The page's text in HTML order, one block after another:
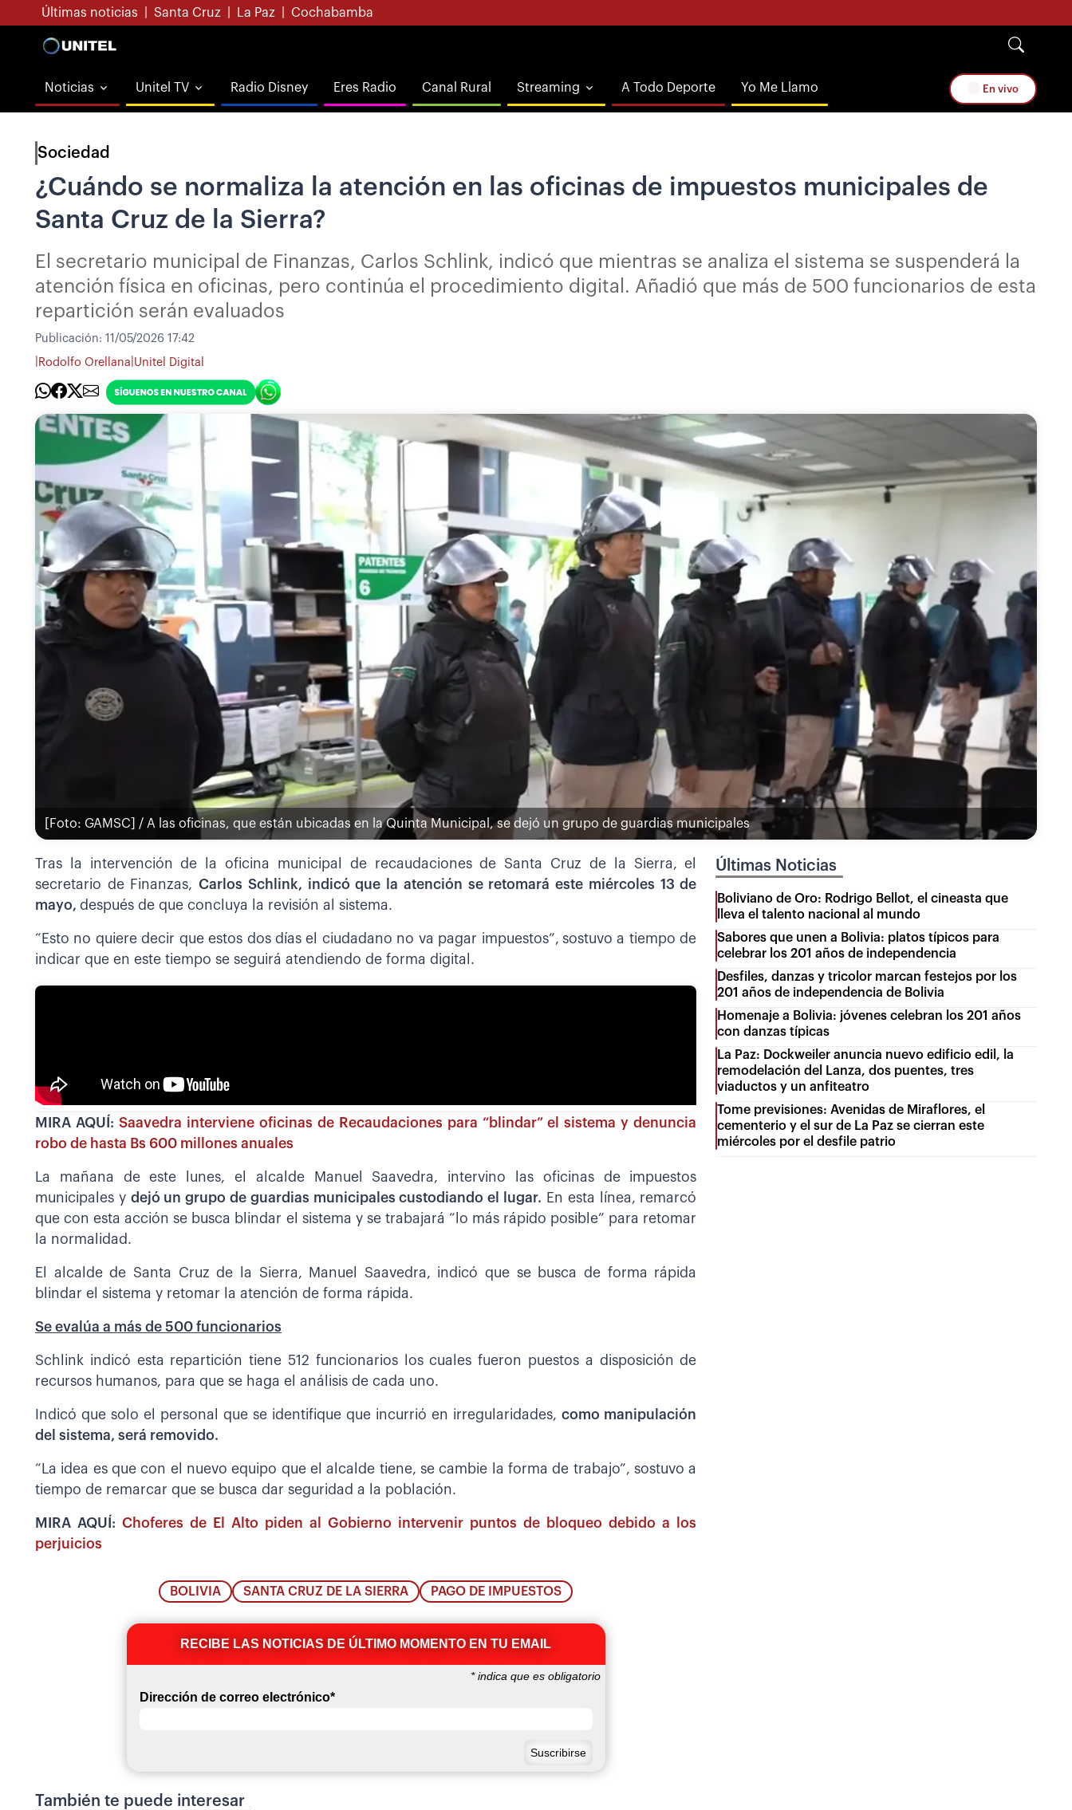
Últimas noticias Santa Cruz La Paz Cochabamba
Noticias Unitel TV Radio Disney Eres Radio Canal Rural Streaming A Todo Deporte Yo Me Llamo En vivo
Sociedad
¿Cuándo se normaliza la atención en las oficinas de impuestos municipales de
Santa Cruz de la Sierra?
El secretario municipal de Finanzas, Carlos Schlink, indicó que mientras se analiza el sistema se suspenderá la
atención física en oficinas, pero continúa el procedimiento digital. Añadió que más de 500 funcionarios de esta
repartición serán evaluados
Publicación: 11/05/2026 17:42
Rodolfo Orellana Unitel Digital
[Foto: GAMSC] / A las oficinas, que están ubicadas en la Quinta Municipal, se dejó un grupo de guardias municipales
Tras la intervención de la oficina municipal de recaudaciones de Santa Cruz de la Sierra, el
secretario de Finanzas,Carlos Schlink, indicó que la atención se retomará este miércoles 13 de
mayo, después de que concluya la revisión al sistema.
“Esto no quiere decir que estos dos días el ciudadano no va pagar impuestos”, sostuvo a tiempo de
indicar que en este tiempo se seguirá atendiendo de forma digital.
MIRA AQUÍ: Saavedra interviene oficinas de Recaudaciones para “blindar” el sistema y denuncia
robo de hasta Bs 600 millones anuales
La mañana de este lunes, el alcalde Manuel Saavedra, intervino las oficinas de impuestos
municipales y dejó un grupo de guardias municipales custodiando el lugar. En esta línea, remarcó
que con esta acción se busca blindar el sistema y se trabajará “lo más rápido posible” para retomar
la normalidad.
El alcalde de Santa Cruz de la Sierra, Manuel Saavedra, indicó que se busca de forma rápida
blindar el sistema y retomar la atención de forma rápida.
Se evalúa a más de 500 funcionarios
Schlink indicó esta repartición tiene 512 funcionarios los cuales fueron puestos a disposición de
recursos humanos, para que se haga el análisis de cada uno.
Indicó que solo el personal que se identifique que incurrió en irregularidades,como manipulación
del sistema, será removido.
“La idea es que con el nuevo equipo que el alcalde tiene, se cambie la forma de trabajo”, sostuvo a
tiempo de remarcar que se busca dar seguridad a la población.
MIRA AQUÍ: Choferes de El Alto piden al Gobierno intervenir puntos de bloqueo debido a los
perjuicios
BOLIVIA SANTA CRUZ DE LA SIERRA PAGO DE IMPUESTOS
RECIBE LAS NOTICIAS DE ÚLTIMO MOMENTO EN TU EMAIL
*indica que es obligatorio
Dirección de correo electrónico*
Últimas Noticias
Boliviano de Oro: Rodrigo Bellot, el cineasta que
lleva el talento nacional al mundo
Sabores que unen a Bolivia: platos típicos para
celebrar los 201 años de independencia
Desfiles, danzas y tricolor marcan festejos por los
201 años de independencia de Bolivia
Homenaje a Bolivia: jóvenes celebran los 201 años
con danzas típicas
La Paz: Dockweiler anuncia nuevo edificio edil, la
remodelación del Lanza, dos puentes, tres
viaductos y un anfiteatro
Tome previsiones: Avenidas de Miraflores, el
cementerio y el sur de La Paz se cierran este
miércoles por el desfile patrio
También te puede interesar